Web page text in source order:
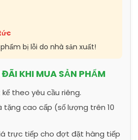
bị lỗi do nhà sản xuất!
KHI MUA SẢN PHẨM
theo yêu cầu riêng.
tặng cao cấp (số lượng trên 10
trực tiếp cho đợt đặt hàng tiếp